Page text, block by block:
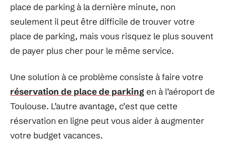
place de parking à la dernière minute, non
seulement il peut être difficile de trouver votre
place de parking, mais vous risquez le plus souvent
de payer plus cher pour le même service.
Une solution à ce problème consiste à faire votre
réservation de place de parking en à l’aéroport de
Toulouse. L’autre avantage, c’est que cette
réservation en ligne peut vous aider à augmenter
votre budget vacances.